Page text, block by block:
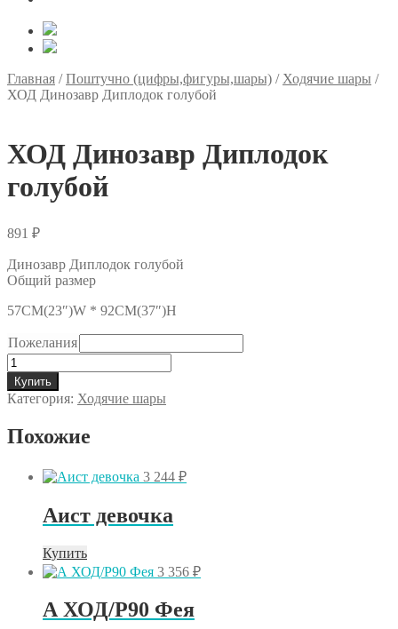
Главная /Поштучно (цифры,фигуры,шары) / Ходячие шары /
ХОД Динозавр Диплодок голубой
ХОД Динозавр Диплодок
голубой
891 ₽
Динозавр Диплодок голубой
Общий размер
57CM(23″)W * 92CM(37″)H
Пожелания
Количество
товара
ХОД
Динозавр
голубой
Купить
Категория: Ходячие шары
Похожие
3 244 ₽
Аист девочка
Купить
3 356 ₽
А ХОД/P90 Фея